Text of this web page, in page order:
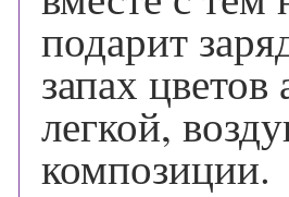
подарит
запах
легкой,
композиции.